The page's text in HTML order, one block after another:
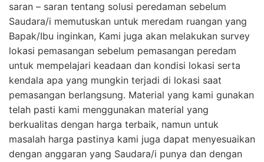
saran – saran tentang solusi peredaman sebelum
Saudara/i memutuskan untuk meredam ruangan yang
Bapak/Ibu inginkan, Kami juga akan melakukan survey
lokasi pemasangan sebelum pemasangan peredam
untuk mempelajari keadaan dan kondisi lokasi serta
kendala apa yang mungkin terjadi di lokasi saat
pemasangan berlangsung. Material yang kami gunakan
telah pasti kami menggunakan material yang
berkualitas dengan harga terbaik, namun untuk
masalah harga pastinya kami juga dapat menyesuaikan
dengan anggaran yang Saudara/i punya dan dengan